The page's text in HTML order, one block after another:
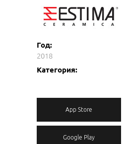
Год:
2018
Категория:
App Store
Google Play